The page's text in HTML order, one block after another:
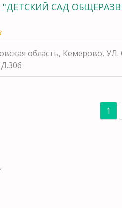
"ДЕТСКИЙ САД
область, Кемерово,
1